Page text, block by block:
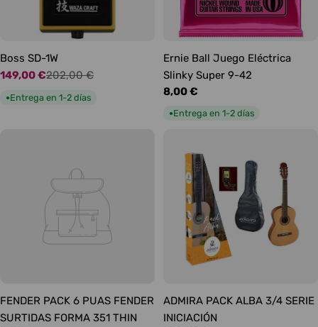
Boss SD-1W
Precio
de
149,00 €
Precio
habitual
202,00 €
●Entrega en 1-2 días
Ernie Ball Juego Eléctrica
Slinky Super 9-42
Precio
habitual
8,00 €
●Entrega en 1-2 días
FENDER PACK 6 PUAS FENDER
SURTIDAS FORMA 351 THIN
ADMIRA PACK ALBA 3/4 SERIE
INICIACIÓN